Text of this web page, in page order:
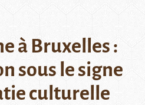
à Bruxelles :
sous le signe
culturelle